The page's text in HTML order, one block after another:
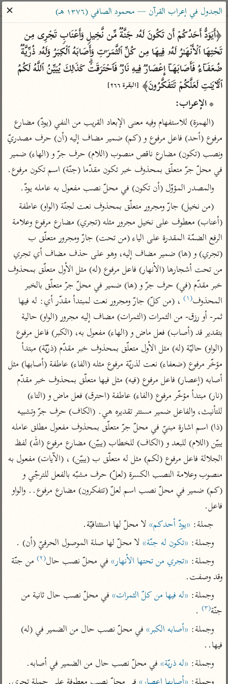
ساهم معنا في نشر القرآن والعلم الشرعي
الباحث القرآني
بحث تفسير علوم مصاحف معاجم
Type 2 or more characters for results.
Type 1 or more
characters for results.
أمّهات
تفسير الطبري
تفسير ابن كثير
تفسير القرطبي
تفسير البغوي
جمع الأقوال
تفسير ابن الجوزي
تفسير الماوردي
منتقاة
تفسير ابن القيم
تفسير ابن تيمية
عامّة
تفسير السمعاني
تفسير مكّي
محاسن التأويل
للقاسمي
تفسير الثعالبي
تفسير السمرقندي
تفسير الثعلبي
عامّة
فتح البيان للقنوجي
فتح القدير للشوكاني
تفسير ابن جزي
موسوعات
تفسير الآلوسي
تفسير الرازي
أخرى
أضواء البيان
نظم الدرر للبقاعي
لغة وبلاغة
التحرير والتنوير
المحرر الوجيز لابن
عطية
البحر المحيط لأبي
حيان
البسيط للواحدي
تفسير أبي السعود
الكشاف للزمخشري
معاصرة
الميسر
المختصر في
التفسير
تفسير السعدي
أيسر التفاسير
القرآن – تدبر وعمل
تفسير ابن عثيمين
مركَّزة العبارة
تفسير الجلالين
جامع البيان للإيجي
تفسير البيضاوي
تفسير النسفي
الوجيز للواحدي
تفسير ابن أبي زمنين
آثار
موسوعة التفسير
المأثور
الدر المنثور
تفسير ابن أبي حاتم
تفسير مقاتل
اشترك لتصلك أخبار مشاريعنا
اشترك
راسلنا •تليجرام •تويتر
الجدول في إعراب القرآن — محمود الصافي (١٣٧٦ هـ)
✕
ٱلۡـَٔایَـٰتِ لَعَلَّكُمۡ تَتَفَكَّرُونَ﴾ [البقرة ٢٦٦]
* الإعراب:
ونصب (تكون) مضارع ناقص منصوب (اللام) حرف جرّ و (الهاء) ضمير
في محلّ جرّ متعلّق بمحذوف خبر تكون مقدّما (جنّة) اسم تكون مرفوع.
والمصدر المؤوّل (أن تكون) في محلّ نصب مفعول به عامله يودّ.
خبر مقدّم (في) حرف جرّ و (ها) ضمير في محلّ جرّ متعلّق بالخبر
المحذوف(١)
منصوب وعلامة النصب الكسرة (لعلّ) حرف مشبّه بالفعل للترجّي و
(كم) ضمير في محلّ نصب اسم لعلّ (تتفكرون) مضارع مرفوع.. والواو
فاعل.
جملة: «يودّ أحدكم» لا محلّ لها استئنافيّة.
وجملة: «تكون له جنّة» لا محلّ لها صلة الموصول الحرفيّ (أن) .
وجملة: «تجري من تحتها الأنهار» في محلّ نصب حال(٢)
وقد وصفت.
وجملة: «له فيها من كلّ الثمرات»
جنّة(٣)
.
وجملة: «أصابه الكبر»
فيها..
وجملة: «له ذريّة» في محلّ نصب حال من الضمير في أصابه.